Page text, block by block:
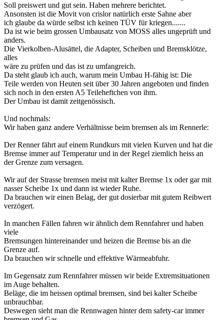
Soll preiswert und gut sein. Haben mehrere berichtet.
Ansonsten ist die Movit von crislor natürlich erste Sahne aber
ich glaube da würde selbst ich keinen TÜV für kriegen.......
Da ist wie beim grossen Umbausatz von MOSS alles ungeprüft und
anders.
Die Vierkolben-Alusättel, die Adapter, Scheiben und Bremsklötze,
alles
wäre zu prüfen und das ist zu umfangreich.
Da steht glaub ich auch, warum mein Umbau H-fähig ist: Die
Teile werden von Heuten seit über 30 Jahren angeboten und finden
sich noch in den ersten A5 Teileheftchen von ihm.
Der Umbau ist damit zeitgenössisch.
Und nochmals:
Wir haben ganz andere Verhältnisse beim bremsen als im Rennerle:
Der Renner fährt auf einem Rundkurs mit vielen Kurven und hat die
Bremse immer auf Temperatur und in der Regel ziemlich heiss an
der Grenze zum versagen.
Wir auf der Strasse bremsen meist mit kalter Bremse 1x oder gar mit
nasser Scheibe 1x und dann ist wieder Ruhe.
Da brauchen wir einen Belag, der gut dosierbar mit gutem Reibwert
verzögert.
In manchen Fällen fahren wir ähnlich dem Rennfahrer und haben
viele
Bremsungen hintereinander und heizen die Bremse bis an die
Grenze auf.
Da brauchen wir schnelle und effektive Wärmeabfuhr.
Im Gegensatz zum Rennfahrer müssen wir beide Extremsituationen
im Auge behalten.
Beläge, die im heissen optimal bremsen, sind bei kalter Scheibe
unbrauchbar.
Deswegen sieht man die Rennwagen hinter dem safety-car immer